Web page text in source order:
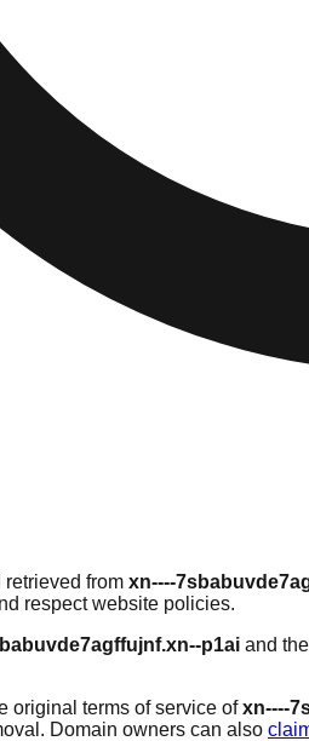
retrieved from xn----
respect website policies.
p1ai and
original terms of service ofxn----
Domain owners can also